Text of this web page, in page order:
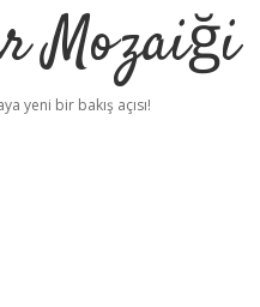
Mozaiği
yeni bir bakış açısı!